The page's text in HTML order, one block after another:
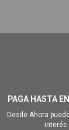
PAGA HASTA
Desde Ahora
interés